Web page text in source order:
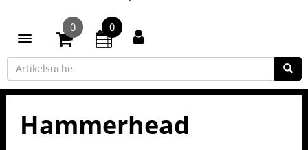
Toggle navigation
0 0
Hammerhead